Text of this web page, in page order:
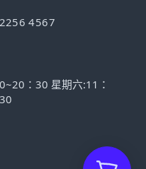
4567
：30 星期六:11：